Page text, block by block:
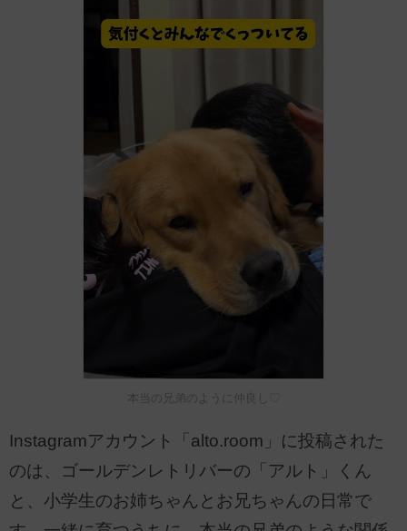
本当の兄弟のように仲良し♡
Instagramアカウント「alto.room」に投稿された
のは、ゴールデンレトリバーの「アルト」くん
と、小学生のお姉ちゃんとお兄ちゃんの日常で